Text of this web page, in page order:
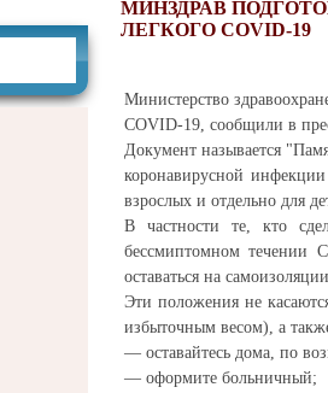
МИНЗДРАВ
ЛЕГКОГО COVID-19
Министерство
COVID-19, сообщили в
Документ называется
коронавирусной
взрослых и отдельно для
В частности те, кто
бессмиптомном течении
оставаться на
Эти положения не
избыточным весом), а
— оставайтесь дома, по
— оформите больничный;